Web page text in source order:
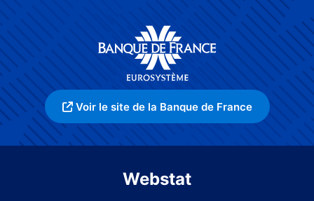
Voir le site de la Banque de France
Webstat